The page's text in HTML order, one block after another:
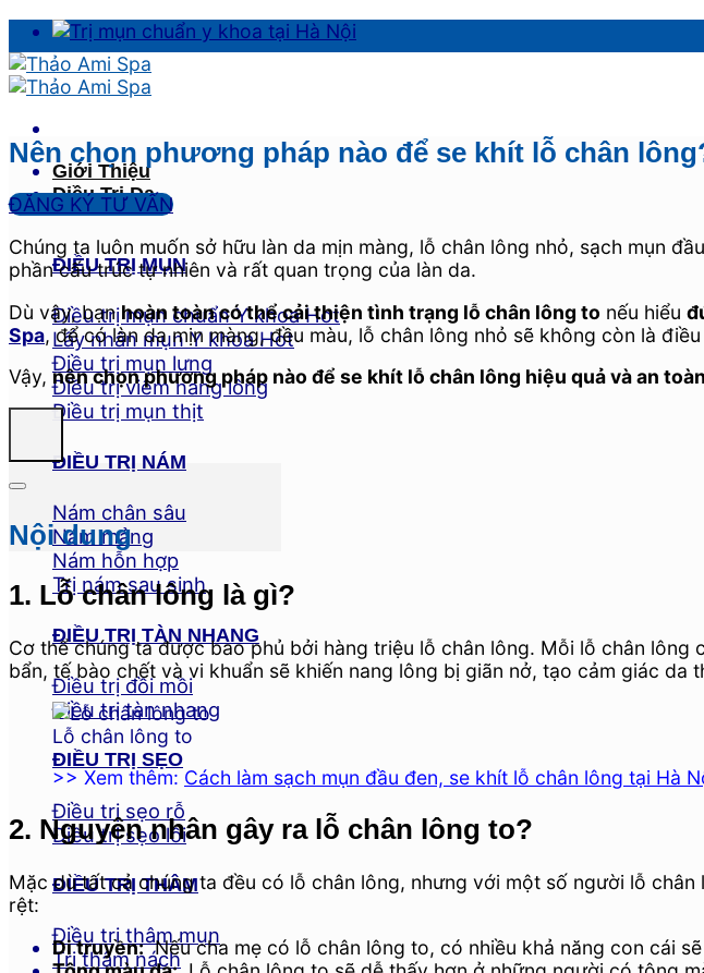
Skip
to
content
Giới Thiệu
Điều Trị Da
ĐIỀU TRỊ MỤN
Điều trị mụn chuẩn Y khoa
Lấy nhân mụn Y khoa
Điều trị mụn lưng
Điều trị viêm nang lông
Điều trị mụn thịt
ĐIỀU TRỊ NÁM
Nám chân sâu
Nám mảng
Nám hỗn hợp
Trị nám sau sinh
ĐIỀU TRỊ TÀN NHANG
Điều trị đồi mồi
Điều trị tàn nhang
ĐIỀU TRỊ SẸO
Điều trị sẹo rỗ
Điều trị sẹo lồi
ĐIỀU TRỊ THÂM
Điều trị thâm mụn
Trị thâm nách
Nên chọn phương pháp nào để se khít lỗ chân
ĐĂNG KÝ TƯ VẤN
Chúng ta luôn muốn sở hữu làn da mịn màng, lỗ chân lông nhỏ, sạch mụn
phần cấu trúc tự nhiên và rất quan trọng của làn da.
Dù vậy, bạnhoàn toàn có thể cải thiện tình trạng lỗ chân lông to nếu hiểu
Spa, để có làn da mịn màng, đều màu, lỗ chân lông nhỏ sẽ không còn là
Vậy, nên chọn phương pháp nào để se khít lỗ chân lông hiệu quả và an toàn
Nội dung
1. Lỗ chân lông là gì?
Cơ thể chúng ta được bao phủ bởi hàng triệu lỗ chân lông. Mỗi lỗ chân
bẩn, tế bào chết và vi khuẩn sẽ khiến nang lông bị giãn nở, tạo cảm giác da
Lỗ chân lông to
>> Xem thêm: Cách làm sạch mụn đầu đen, se khít lỗ chân lông tại Hà
2. Nguyên nhân gây ra lỗ chân lông to?
Mặc dù tất cả chúng ta đều có lỗ chân lông, nhưng với một số người lỗ
rệt:
Di truyền:Nếu cha mẹ có lỗ chân lông to, có nhiều khả năng con cái